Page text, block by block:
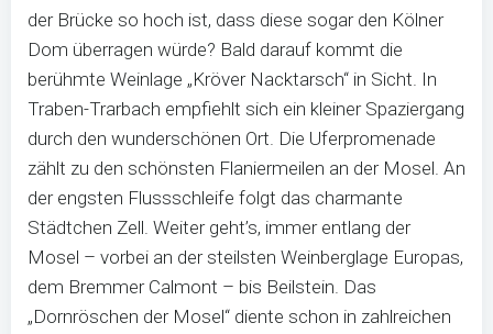
der Brücke so hoch ist, dass diese sogar den Kölner
Dom überragen würde? Bald darauf kommt die
berühmte Weinlage „Kröver Nacktarsch“ in Sicht. In
Traben-Trarbach empfiehlt sich ein kleiner Spaziergang
durch den wunderschönen Ort. Die Uferpromenade
zählt zu den schönsten Flaniermeilen an der Mosel. An
der engsten Flussschleife folgt das charmante
Städtchen Zell. Weiter geht’s, immer entlang der
Mosel – vorbei an der steilsten Weinberglage Europas,
dem Bremmer Calmont – bis Beilstein. Das
„Dornröschen der Mosel“ diente schon in zahlreichen